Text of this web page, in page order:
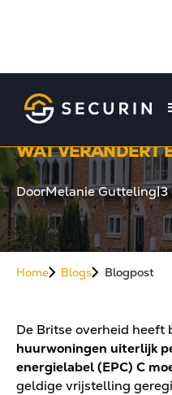
EPC-EISEN VOOR
WAT VERANDERT
DoorMelanie Gutteling|3
Home Blogs Blogpost
De Britse overheid heeft
huurwoningen uiterlijk
energielabel (EPC) C
geldige vrijstelling